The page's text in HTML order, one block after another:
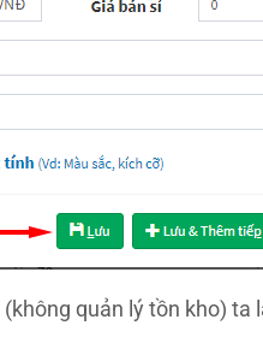
(không quản lý tồn kho) ta